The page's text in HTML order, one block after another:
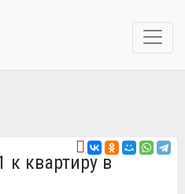
квартиру в